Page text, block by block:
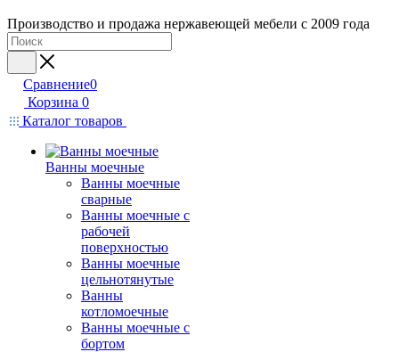
Производство и продажа нержавеющей мебели с 2009 года
Сравнение0
Корзина 0
Каталог товаров
Ванны моечные
Ванны моечные
сварные
Ванны моечные с
рабочей
поверхностью
Ванны моечные
цельнотянутые
Ванны
котломоечные
Ванны моечные с
бортом